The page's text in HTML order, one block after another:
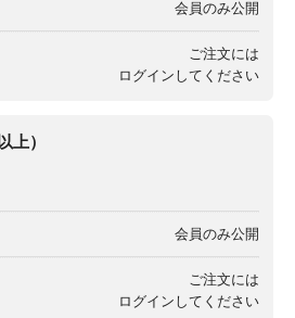
会員のみ公開
ご注文には
ログイン してください
上）
会員のみ公開
ご注文には
ログイン してください